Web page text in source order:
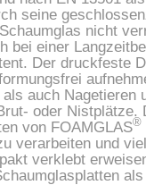
seine
nicht
bei einer
Der druckfeste
auch Nagetieren
oder Nistplätze.
von FOAMGLAS®
verarbeiten und
verklebt
als